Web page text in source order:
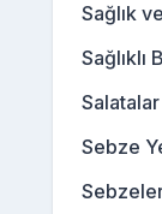
Sağlık
Sağlıklı
Salatalar
Sebze